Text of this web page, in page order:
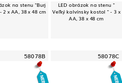
na stenu "Burj
2 x AA, 38 x 48 cm
LED obrázok na stenu "
Veľký kalvínsky kostol " - 3 x
AA, 38 x 48 cm
58078B 58078C